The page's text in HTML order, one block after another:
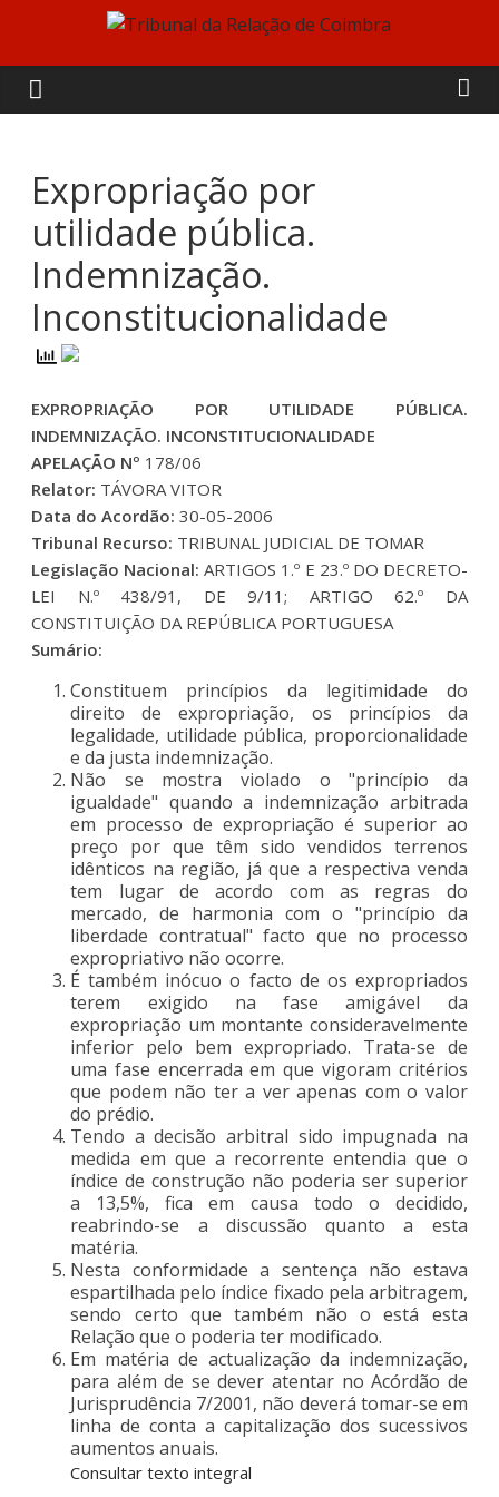
content
Tribunal
da
Relação
de
Coimbra
Expropriação por
utilidade pública.
Indemnização.
Inconstitucionalidade
EXPROPRIAÇÃO POR UTILIDADE PÚBLICA.
INDEMNIZAÇÃO. INCONSTITUCIONALIDADE
APELAÇÃO Nº 178/06
Relator: TÁVORA VITOR
Data do Acordão:30-05-2006
Tribunal Recurso: TRIBUNAL JUDICIAL DE TOMAR
Legislação Nacional: ARTIGOS 1.º E 23.º DO DECRETO-
LEI N.º 438/91, DE 9/11; ARTIGO 62.º DA
CONSTITUIÇÃO DA REPÚBLICA PORTUGUESA
Sumário:
Constituem princípios da legitimidade do
direito de expropriação, os princípios da
legalidade, utilidade pública, proporcionalidade
e da justa indemnização.
Não se mostra violado o "princípio da
igualdade" quando a indemnização arbitrada
em processo de expropriação é superior ao
preço por que têm sido vendidos terrenos
idênticos na região, já que a respectiva venda
tem lugar de acordo com as regras do
mercado, de harmonia com o "princípio da
liberdade contratual" facto que no processo
expropriativo não ocorre.
É também inócuo o facto de os expropriados
terem exigido na fase amigável da
expropriação um montante consideravelmente
inferior pelo bem expropriado. Trata-se de
uma fase encerrada em que vigoram critérios
que podem não ter a ver apenas com o valor
do prédio.
Tendo a decisão arbitral sido impugnada na
medida em que a recorrente entendia que o
índice de construção não poderia ser superior
a 13,5%, fica em causa todo o decidido,
reabrindo-se a discussão quanto a esta
matéria.
Nesta conformidade a sentença não estava
espartilhada pelo índice fixado pela arbitragem,
sendo certo que também não o está esta
Relação que o poderia ter modificado.
Em matéria de actualização da indemnização,
para além de se dever atentar no Acórdão de
Jurisprudência 7/2001, não deverá tomar-se em
linha de conta a capitalização dos sucessivos
aumentos anuais.
Consultar texto integral